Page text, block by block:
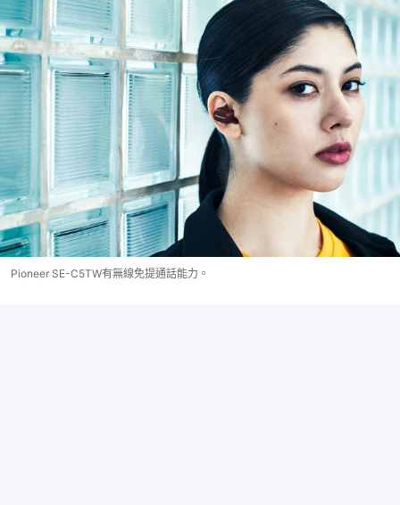
Pioneer SE-C5TW有無線免提通話能力。